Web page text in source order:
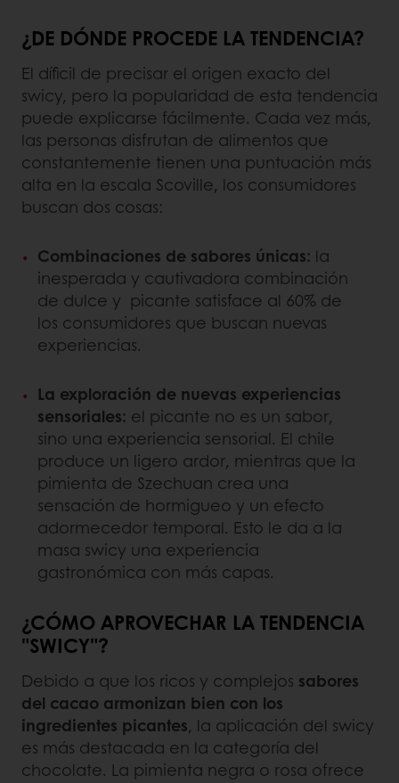
¿DE DÓNDE PROCEDE LA TENDENCIA?
El díficil de precisar el origen exacto del
swicy, pero la popularidad de esta tendencia
puede explicarse fácilmente. Cada vez más,
las personas disfrutan de alimentos que
constantemente tienen una puntuación más
alta en la escala Scoville, los consumidores
buscan dos cosas:
Combinaciones de sabores únicas: la
inesperada y cautivadora combinación
de dulce y picante satisface al 60% de
los consumidores que buscan nuevas
experiencias.
La exploración de nuevas experiencias
sensoriales: el picante no es un sabor,
sino una experiencia sensorial. El chile
produce un ligero ardor, mientras que la
pimienta de Szechuan crea una
sensación de hormigueo y un efecto
adormecedor temporal. Esto le da a la
masa swicy una experiencia
gastronómica con más capas.
¿CÓMO APROVECHAR LA TENDENCIA
"SWICY"?
Debido a que los ricos y complejos sabores
del cacao armonizan bien con los
ingredientes picantes, la aplicación del swicy
es más destacada en la categoría del
chocolate. La pimienta negra o rosa ofrece